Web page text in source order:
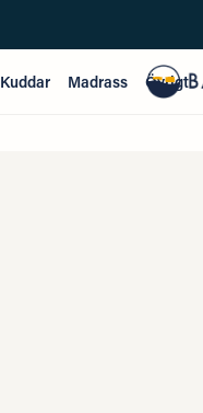
Kuddar Madrass Övrigt